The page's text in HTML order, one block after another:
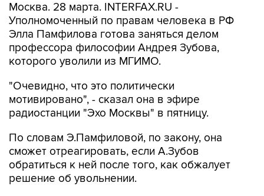
Москва. 28 марта. INTERFAX.RU -
Уполномоченный по правам человека в РФ
Элла Памфилова готова заняться делом
профессора философии Андрея Зубова,
которого уволили из МГИМО.
"Очевидно, что это политически
мотивировано", - сказал она в эфире
радиостанции "Эхо Москвы" в пятницу.
По словам Э.Памфиловой, по закону, она
сможет отреагировать, если А.Зубов
обратиться к ней после того, как обжалует
решение об увольнении.